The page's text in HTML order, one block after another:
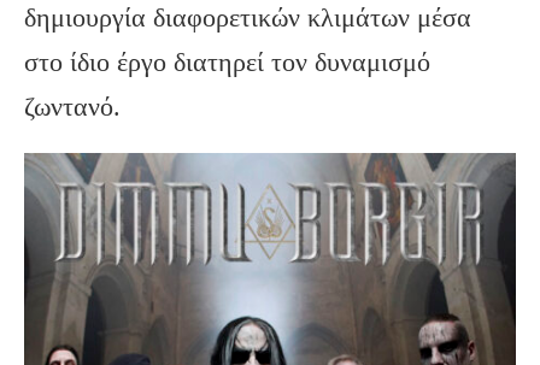
δημιουργία διαφορετικών κλιμάτων μέσα
στο ίδιο έργο διατηρεί τον δυναμισμό
ζωντανό.